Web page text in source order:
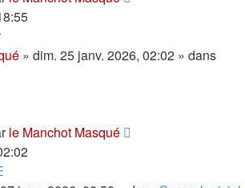
» dim. 25 janv. 2026, 02:02 » dans
le Manchot Masqué